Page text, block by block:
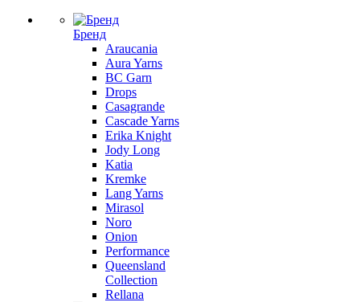
Бренд
Araucania
Aura Yarns
BC Garn
Drops
Casagrande
Cascade Yarns
Erika Knight
Jody Long
Katia
Kremke
Lang Yarns
Mirasol
Noro
Onion
Performance
Queensland
Collection
Rellana